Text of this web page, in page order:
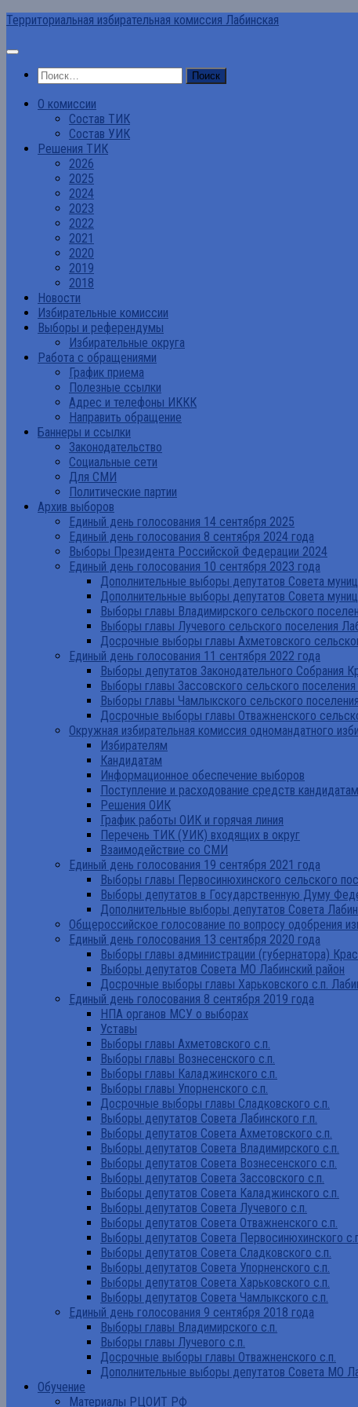
Перейти
содержимому
Территориальная избирательная комиссия Лабинская
Найти:
О комиссии
Состав ТИК
Состав УИК
Решения ТИК
2026
2025
2024
2023
2022
2021
2020
2019
2018
Новости
Избирательные комиссии
Выборы и референдумы
Избирательные округа
Работа с обращениями
График приема
Полезные ссылки
Адрес и телефоны ИККК
Направить обращение
Баннеры и ссылки
Законодательство
Социальные сети
Для СМИ
Политические партии
Архив выборов
Единый день голосования 14 сентября 2025
Единый день голосования 8 сентября 2024 года
Выборы Президента Российской Федерации 2024
Единый день голосования 10 сентября 2023 года
Дополнительные выборы депутатов Совета
Дополнительные выборы депутатов Совета
Выборы главы Владимирского сельского
Выборы главы Лучевого сельского поселения
Досрочные выборы главы Ахметовского
Единый день голосования 11 сентября 2022 года
Выборы депутатов Законодательного Собрания
Выборы главы Зассовского сельского
Выборы главы Чамлыкского сельского
Досрочные выборы главы Отважненского
Окружная избирательная комиссия одномандатного
Избирателям
Кандидатам
Информационное обеспечение выборов
Поступление и расходование средств
Решения ОИК
График работы ОИК и горячая линия
Перечень ТИК (УИК) входящих в округ
Взаимодействие со СМИ
Единый день голосования 19 сентября 2021 года
Выборы главы Первосинюхинского сельского
Выборы депутатов в Государственную Думу
Дополнительные выборы депутатов Совета
Общероссийское голосование по вопросу одобрения
Единый день голосования 13 сентября 2020 года
Выборы главы администрации (губернатора)
Выборы депутатов Совета МО Лабинский район
Досрочные выборы главы Харьковского с.п.
Единый день голосования 8 сентября 2019 года
НПА органов МСУ о выборах
Уставы
Выборы главы Ахметовского с.п.
Выборы главы Вознесенского с.п.
Выборы главы Каладжинского с.п.
Выборы главы Упорненского с.п.
Досрочные выборы главы Сладковского с.п.
Выборы депутатов Совета Лабинского г.п.
Выборы депутатов Совета Ахметовского с.п.
Выборы депутатов Совета Владимирского с.п.
Выборы депутатов Совета Вознесенского с.п.
Выборы депутатов Совета Зассовского с.п.
Выборы депутатов Совета Каладжинского с.п.
Выборы депутатов Совета Лучевого с.п.
Выборы депутатов Совета Отважненского с.п.
Выборы депутатов Совета Первосинюхинского
Выборы депутатов Совета Сладковского с.п.
Выборы депутатов Совета Упорненского с.п.
Выборы депутатов Совета Харьковского с.п.
Выборы депутатов Совета Чамлыкского с.п.
Единый день голосования 9 сентября 2018 года
Выборы главы Владимирского с.п.
Выборы главы Лучевого с.п.
Досрочные выборы главы Отважненского с.п.
Дополнительные выборы депутатов Совета МО
Обучение
Материалы РЦОИТ РФ